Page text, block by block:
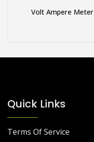
Volt Ampere Meter
Quick Links
Terms Of Service